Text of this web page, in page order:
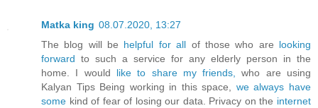
Matka king 08.07.2020, 13:27
The blog will be helpful for all of those who are looking
forward to such a service for any elderly person in the
home. I would like to share my friends,who are using
Kalyan Tips Being working in this space,
we always have
some kind of fear of losing our data. Privacy on the internet